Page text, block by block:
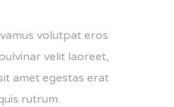
volutpat eros
velit laoreet,
amet egestas erat
rutrum.